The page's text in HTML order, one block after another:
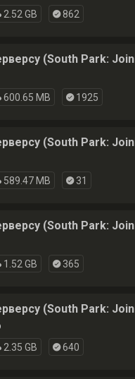
2.52 GB 862
(South Park:
600.65 MB 1925
(South Park:
589.47 MB 31
(South Park:
1.52 GB 365
(South Park:
2.35 GB 640